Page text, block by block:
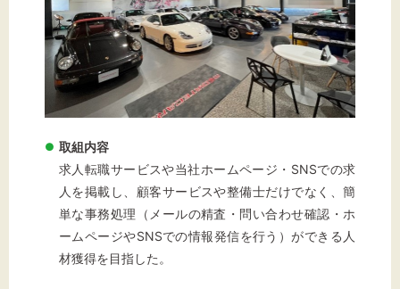
文字サイズ
標準 拡大
背景色
取組内容
求人転職サービスや当社ホームページ・SNSでの求
人を掲載し、顧客サービスや整備士だけでなく、簡
単な事務処理（メールの精査・問い合わせ確認・ホ
ームページやSNSでの情報発信を行う）ができる人
材獲得を目指した。